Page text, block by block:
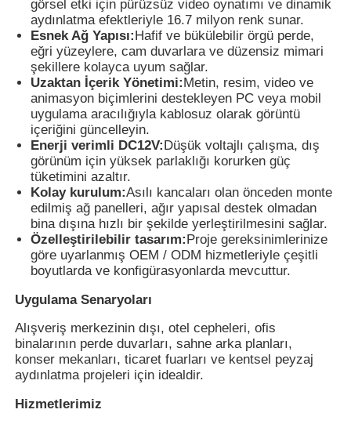
görsel etki için pürüzsüz video oynatımı ve dinamik
aydınlatma efektleriyle 16.7 milyon renk sunar.
Esnek Ağ Yapısı:Hafif ve bükülebilir örgü perde,
eğri yüzeylere, cam duvarlara ve düzensiz mimari
şekillere kolayca uyum sağlar.
Uzaktan İçerik Yönetimi:Metin, resim, video ve
animasyon biçimlerini destekleyen PC veya mobil
uygulama aracılığıyla kablosuz olarak görüntü
içeriğini güncelleyin.
Enerji verimli DC12V:Düşük voltajlı çalışma, dış
görünüm için yüksek parlaklığı korurken güç
tüketimini azaltır.
Kolay kurulum:Asılı kancaları olan önceden monte
edilmiş ağ panelleri, ağır yapısal destek olmadan
bina dışına hızlı bir şekilde yerleştirilmesini sağlar.
Özelleştirilebilir tasarım:Proje gereksinimlerinize
göre uyarlanmış OEM / ODM hizmetleriyle çeşitli
boyutlarda ve konfigürasyonlarda mevcuttur.
Uygulama Senaryoları
Alışveriş merkezinin dışı, otel cepheleri, ofis
binalarının perde duvarları, sahne arka planları,
konser mekanları, ticaret fuarları ve kentsel peyzaj
aydınlatma projeleri için idealdir.
Hizmetlerimiz